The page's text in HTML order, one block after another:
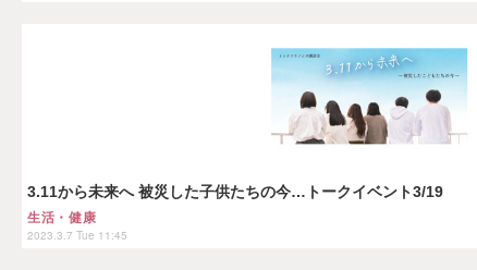
3.11から未来へ 被災した子供たちの今…トークイベント3/19
生活・健康
2023.3.7 Tue 11:45